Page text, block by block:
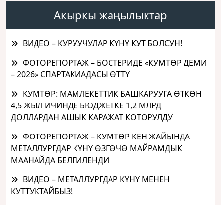
Акыркы жаңылыктар
ВИДЕО – КУРУУЧУЛАР КҮНҮ КУТ БОЛСУН!
ФОТОРЕПОРТАЖ – БОСТЕРИДЕ «КУМТӨР ДЕМИ
– 2026» СПАРТАКИАДАСЫ ӨТТҮ
КУМТӨР: МАМЛЕКЕТТИК БАШКАРУУГА ӨТКӨН
4,5 ЖЫЛ ИЧИНДЕ БЮДЖЕТКЕ 1,2 МЛРД
ДОЛЛАРДАН АШЫК КАРАЖАТ КОТОРУЛДУ
ФОТОРЕПОРТАЖ – КУМТӨР КЕН ЖАЙЫНДА
МЕТАЛЛУРГДАР КҮНҮ ӨЗГӨЧӨ МАЙРАМДЫК
МААНАЙДА БЕЛГИЛЕНДИ
ВИДЕО – МЕТАЛЛУРГДАР КҮНҮ МЕНЕН
КУТТУКТАЙБЫЗ!